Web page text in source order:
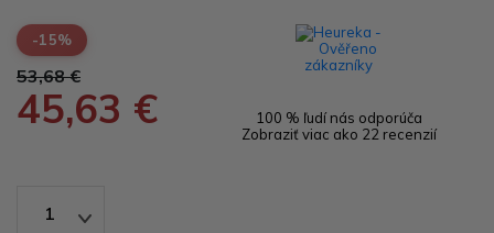
-15%
53,68 €
45,63 €
100 % ľudí nás odporúča
Zobraziť viac ako 22 recenzií
1